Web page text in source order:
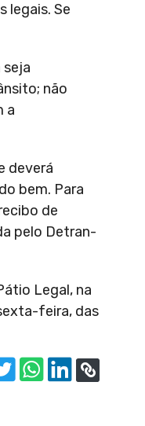
legais. Se
não
a
deverá
bem. Para
de
pelo Detran-
Legal, na
feira, das